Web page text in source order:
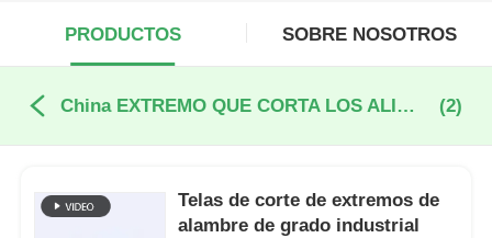
PRODUCTOS SOBRE NOSOTROS
China EXTREMO QUE CORTA LOS ALICATES (2)
Telas de corte de extremos de
alambre de grado industrial